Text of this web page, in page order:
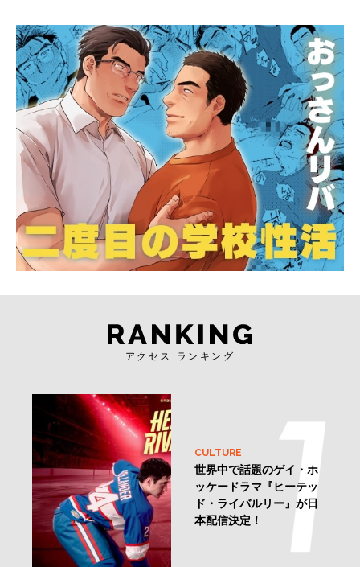
アクセス ランキング
CULTURE
世界中で話題のゲイ・ホ
ッケードラマ『ヒーテッ
ド・ライバルリー』が日
本配信決定！